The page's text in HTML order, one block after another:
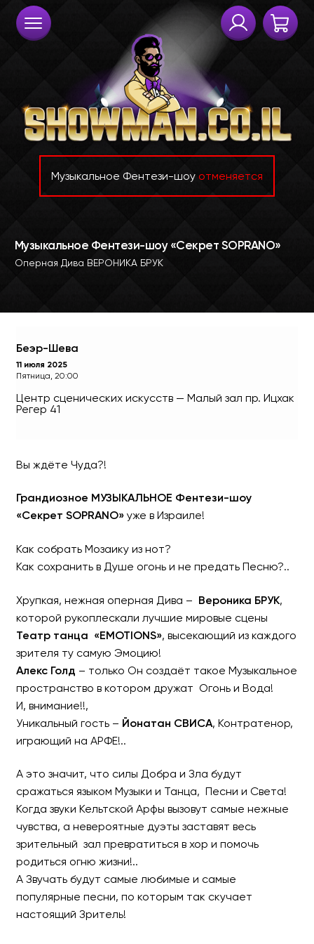
Музыкальное Фентези-шоу отменяется
Музыкальное Фентези-
Оперная Дива ВЕРОНИКА
Беэр-Шева
11 июля 2025
Пятница, 20:00
Центр сценических искусств — Малый зал пр. Ицхак
Регер 41
Вы ждёте Чуда?!
Грандиозное МУЗЫКАЛЬНОЕ Фентези-шоу
«Секрет SOPRANO»уже в Израиле!
Как собрать Мозаику из нот?
Как сохранить в Душе огонь и не предать Песню?..
Хрупкая, нежная оперная Дива – Вероника БРУК,
которой рукоплескали лучшие мировые сцены
Театр танца «EMOTIONS», высекающий из каждого
зрителя ту самую Эмоцию!
Алекс Голд – только Он создаёт такое Музыкальное
пространство в котором дружат Огонь и Вода!
И, внимание!!,
Уникальный гость – Йонатан СВИСА, Контратенор,
играющий на АРФЕ!..
А это значит, что силы Добра и Зла будут
сражаться языком Музыки и Танца, Песни и Света!
Когда звуки Кельтской Арфы вызовут самые нежные
чувства, а невероятные дуэты заставят весь
зрительный зал превратиться в хор и помочь
родиться огню жизни!..
А Звучать будут самые любимые и самые
популярные песни, по которым так скучает
настоящий Зритель!